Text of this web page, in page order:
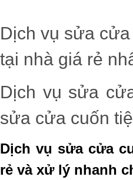
Dịch vụ sửa
tại nhà giá rẻ
Dịch vụ sửa
sửa cửa cuốn
Dịch vụ sửa cửa
rẻ và xử lý nhanh